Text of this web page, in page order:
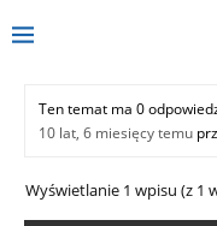
Ten temat ma 0
10 lat, 6 miesięcy temu
Wyświetlanie 1 wpisu (z 1